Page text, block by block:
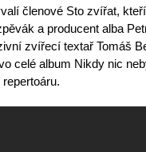
členové Sto zvířat,
a producent alba
zvířecí textař Tomáš
celé album Nikdy nic